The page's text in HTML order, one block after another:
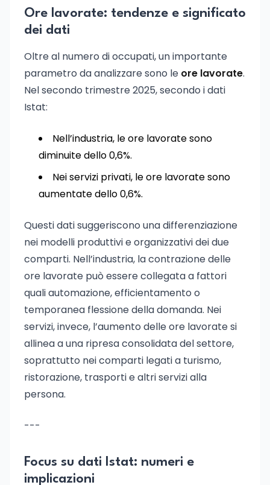
Ore lavorate: tendenze e significato
dei dati
Oltre al numero di occupati, un importante
parametro da analizzare sono le ore lavorate.
Nel secondo trimestre 2025, secondo i dati
Istat:
Nell’industria, le ore lavorate sono
diminuite dello 0,6%.
Nei servizi privati, le ore lavorate sono
aumentate dello 0,6%.
Questi dati suggeriscono una differenziazione
nei modelli produttivi e organizzativi dei due
comparti. Nell’industria, la contrazione delle
ore lavorate può essere collegata a fattori
quali automazione, efficientamento o
temporanea flessione della domanda. Nei
servizi, invece, l’aumento delle ore lavorate si
allinea a una ripresa consolidata del settore,
soprattutto nei comparti legati a turismo,
ristorazione, trasporti e altri servizi alla
persona.
---
Focus su dati Istat: numeri e
implicazioni